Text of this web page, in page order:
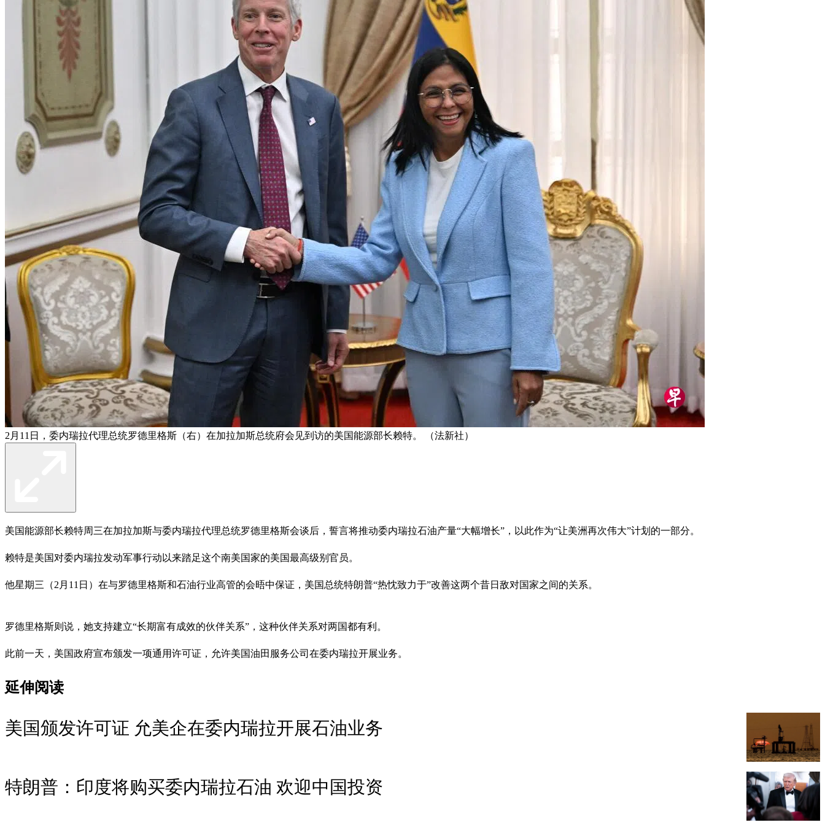
2月11日，委内瑞拉代理总统罗德里格斯（右）在加拉加斯总统府会见到访的美国能源部长赖特。 （法新社）
美国能源部长赖特周三在加拉加斯与委内瑞拉代理总统罗德里格斯会谈后，誓言将推动委内瑞拉石油产量“大幅增长”，以此作为“让美洲再次伟大”计划的一部分。
赖特是美国对委内瑞拉发动军事行动以来踏足这个南美国家的美国最高级别官员。
他星期三（2月11日）在与罗德里格斯和石油行业高管的会晤中保证，美国总统特朗普“热忱致力于”改善这两个昔日敌对国家之间的关系。
罗德里格斯则说，她支持建立“长期富有成效的伙伴关系”，这种伙伴关系对两国都有利。
此前一天，美国政府宣布颁发一项通用许可证，允许美国油田服务公司在委内瑞拉开展业务。
延伸阅读
美国颁发许可证 允美企在委内瑞拉开展石油业务
特朗普：印度将购买委内瑞拉石油 欢迎中国投资